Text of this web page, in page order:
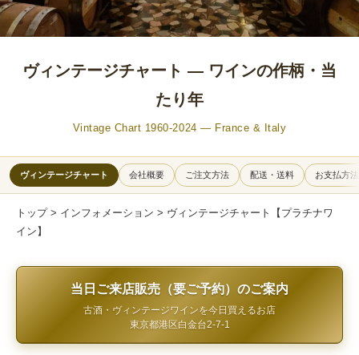
ヴィンテージチャート — ワインの作柄・当
たり年
Vintage Chart 1960-2024 — France & Italy
ヴィンテージチャート 会社概要 ご注文方法 配送・送料 お支払方法
トップ> インフォメーション > ヴィンテージチャート【プラチナワ
イン】
当日ご来店販売（要ご予約）のご案内
古酒・ヴィンテージワインを今日買えるお店
東京都港区白金台2-7-1